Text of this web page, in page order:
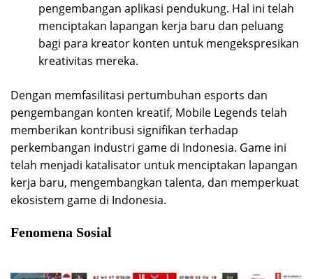
pengembangan aplikasi pendukung. Hal ini telah
menciptakan lapangan kerja baru dan peluang
bagi para kreator konten untuk mengekspresikan
kreativitas mereka.
Dengan memfasilitasi pertumbuhan esports dan
pengembangan konten kreatif, Mobile Legends telah
memberikan kontribusi signifikan terhadap
perkembangan industri game di Indonesia. Game ini
telah menjadi katalisator untuk menciptakan lapangan
kerja baru, mengembangkan talenta, dan memperkuat
ekosistem game di Indonesia.
Fenomena Sosial